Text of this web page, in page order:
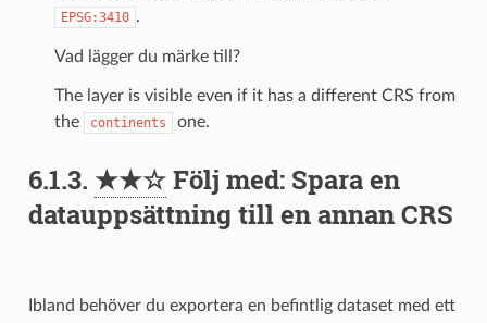
EPSG:3410 .
Vad lägger du märke till?
The layer is visible even if it has a different CRS from
the
continents one.
6.1.3. ★★☆Följ med: Spara en
datauppsättning till en annan CRS
Ibland behöver du exportera en befintlig dataset med ett